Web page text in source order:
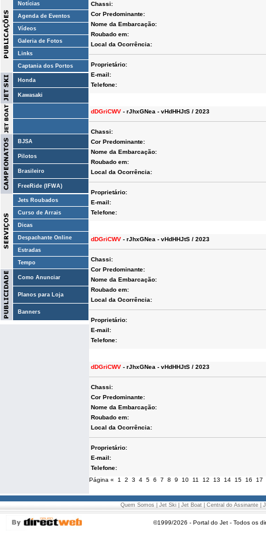
Notícias
Agenda de Eventos
Vídeos
Galeria de Fotos
Links
Captania dos Portos
Honda
Kawasaki
BJSA
Pilotos
Brasileiro
FreeRide (IFWA)
Jets Roubados
Curso de Arrais
Dicas
Despachante Online
Estradas
Tempo
Como Anunciar
Planos para Loja
Banners
Chassi:
Cor Predominante:
Nome da Embarcação:
Roubado em:
Local da Ocorrência:
Proprietário:
E-mail:
Telefone:
dDGriCWV - rJhxGNea - vHdHHJtS / 2023
Chassi:
Cor Predominante:
Nome da Embarcação:
Roubado em:
Local da Ocorrência:
Proprietário:
E-mail:
Telefone:
dDGriCWV - rJhxGNea - vHdHHJtS / 2023
Chassi:
Cor Predominante:
Nome da Embarcação:
Roubado em:
Local da Ocorrência:
Proprietário:
E-mail:
Telefone:
dDGriCWV - rJhxGNea - vHdHHJtS / 2023
Chassi:
Cor Predominante:
Nome da Embarcação:
Roubado em:
Local da Ocorrência:
Proprietário:
E-mail:
Telefone:
Página « 1 2 3 4 5 6 7 8 9 10 11 12 13 14 15 16 17
Quem Somos Jet Ski Jet Boat Central do Assinante
©1999/2026 - Portal do Jet - Todos os